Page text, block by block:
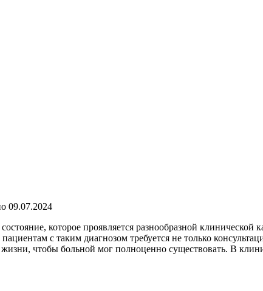
09.07.2024
которое проявляется разнообразной клинической
с таким диагнозом требуется не только
чтобы больной мог полноценно существовать. В